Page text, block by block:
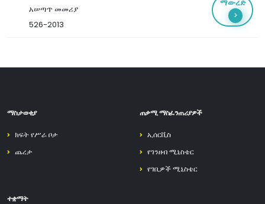
አሠጣጥ መመሪያ
526-2013
ማውረድ
ማስታወቂያ
ክፍት የሥራ ቦታ
ጨረታ
ጠቃሚ ማስፈንጠሪያዎች
ኢሰርቪስ
የገንዘብ ሚኒስቴር
የገቢዎች ሚኒስቴር
ተቋማት